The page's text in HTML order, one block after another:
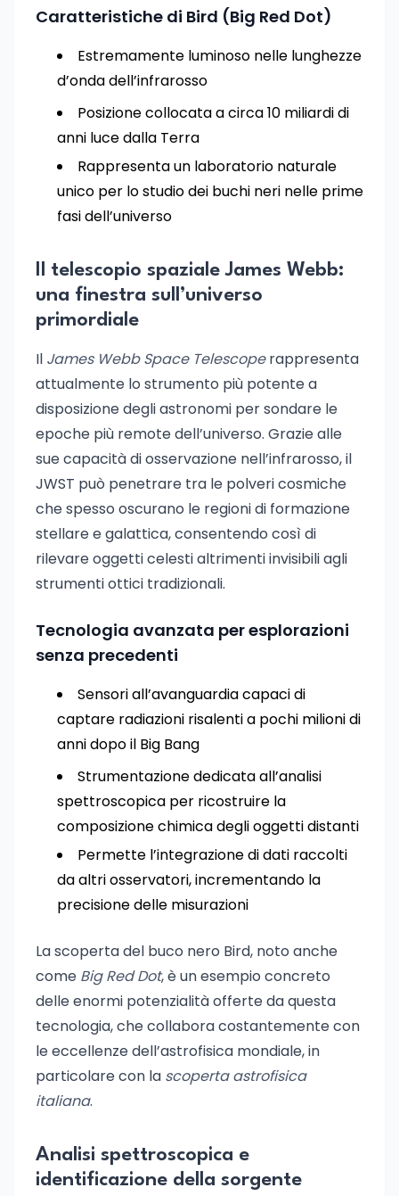
Caratteristiche di Bird (Big Red Dot)
Estremamente luminoso nelle lunghezze
d’onda dell’infrarosso
Posizione collocata a circa 10 miliardi di
anni luce dalla Terra
Rappresenta un laboratorio naturale
unico per lo studio dei buchi neri nelle prime
fasi dell’universo
Il telescopio spaziale James Webb:
una finestra sull’universo
primordiale
Il James Webb Space Telescoperappresenta
attualmente lo strumento più potente a
disposizione degli astronomi per sondare le
epoche più remote dell’universo. Grazie alle
sue capacità di osservazione nell’infrarosso, il
JWST può penetrare tra le polveri cosmiche
che spesso oscurano le regioni di formazione
stellare e galattica, consentendo così di
rilevare oggetti celesti altrimenti invisibili agli
strumenti ottici tradizionali.
Tecnologia avanzata per esplorazioni
senza precedenti
Sensori all’avanguardia capaci di
captare radiazioni risalenti a pochi milioni di
anni dopo il Big Bang
Strumentazione dedicata all’analisi
spettroscopica per ricostruire la
composizione chimica degli oggetti distanti
Permette l’integrazione di dati raccolti
da altri osservatori, incrementando la
precisione delle misurazioni
La scoperta del buco nero Bird, noto anche
come Big Red Dot, è un esempio concreto
delle enormi potenzialità offerte da questa
tecnologia, che collabora costantemente con
le eccellenze dell’astrofisica mondiale, in
particolare con la scoperta astrofisica
italiana.
Analisi spettroscopica e
identificazione della sorgente